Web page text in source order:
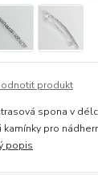
produkt
spona v
pro
popis